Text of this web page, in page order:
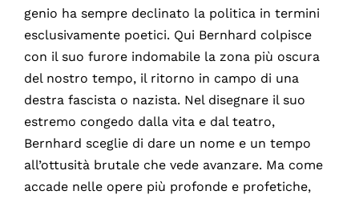
genio ha sempre declinato la politica in termini
esclusivamente poetici. Qui Bernhard colpisce
con il suo furore indomabile la zona più oscura
del nostro tempo, il ritorno in campo di una
destra fascista o nazista. Nel disegnare il suo
estremo congedo dalla vita e dal teatro,
Bernhard sceglie di dare un nome e un tempo
all’ottusità brutale che vede avanzare. Ma come
accade nelle opere più profonde e profetiche,